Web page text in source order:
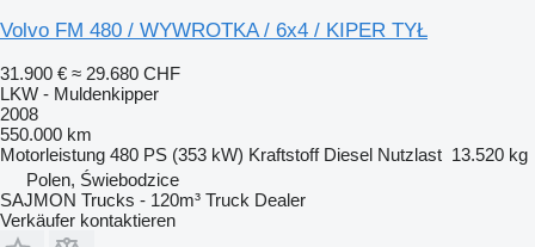
Volvo FM 480 / WYWROTKA / 6x4 / KIPER TYŁ
31.900 € ≈ 29.680 CHF
LKW - Muldenkipper
2008
550.000 km
Motorleistung 480 PS (353 kW) Kraftstoff Diesel Nutzlast 13.520 kg
Polen, Świebodzice
SAJMON Trucks - 120m³ Truck Dealer
Verkäufer kontaktieren